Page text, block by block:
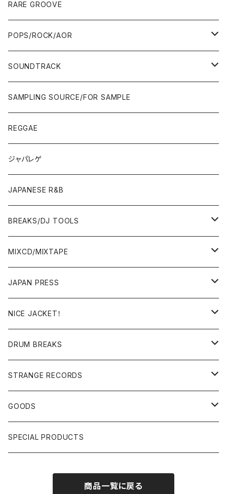
JAPAN ONLY RELEASE/REMIX
JAPAN ONLY RELEASE/REMIX
60'S/70'S
80'S
70'S
80'S
12"/7"
70'S
80'S
JAZZ
FUSION
RARE GROOVE
POPS/ROCK/AOR
POPS/S.S.W.
ROCK/AOR
SOUNDTRACK
LP
JAPANESE
OTHERS
7"/12"
JAPANESE
OTHERS
SAMPLING SOURCE/FOR SAMPLE
REGGAE
ジャパレゲ
JAPANESE R&B
BREAKS/DJ TOOLS
BREAKS/MEGAMIX/CUT UP
RE-EDIT/DJ TOOLS
MIXCD/MIXTAPE
MIXCD
日本語ラップ
JAPANESE DJ
MIXTAPE
JAPAN PRESS
LP(+ OBI)
7"/12"
NICE JACKET！
DONUTS 45
GIRLS
HIPHOP CLASSIC GALLERY
日本語ラップ CLASSIC GALLERY
DRUM BREAKS
US/UK/OTHERS
JAPANESE
STRANGE RECORDS
DRUM DRUM DRUM/KARAOKE
パチソン/AUDIO CHECK/LIBRARY
GOODS
BOOK
SPECIAL PRODUCTS
商品一覧に戻る